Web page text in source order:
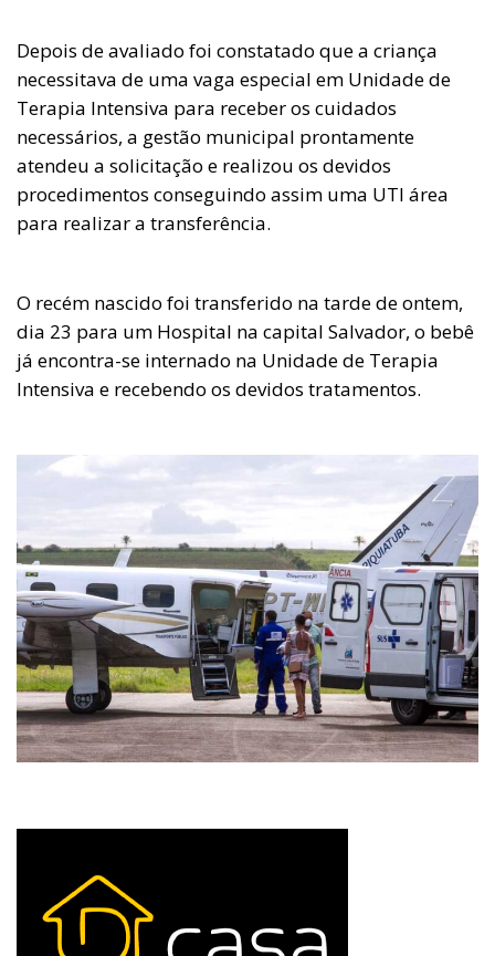
Depois de avaliado foi constatado que a criança
necessitava de uma vaga especial em Unidade de
Terapia Intensiva para receber os cuidados
necessários, a gestão municipal prontamente
atendeu a solicitação e realizou os devidos
procedimentos conseguindo assim uma UTI área
para realizar a transferência.
O recém nascido foi transferido na tarde de ontem,
dia 23 para um Hospital na capital Salvador, o bebê
já encontra-se internado na Unidade de Terapia
Intensiva e recebendo os devidos tratamentos.